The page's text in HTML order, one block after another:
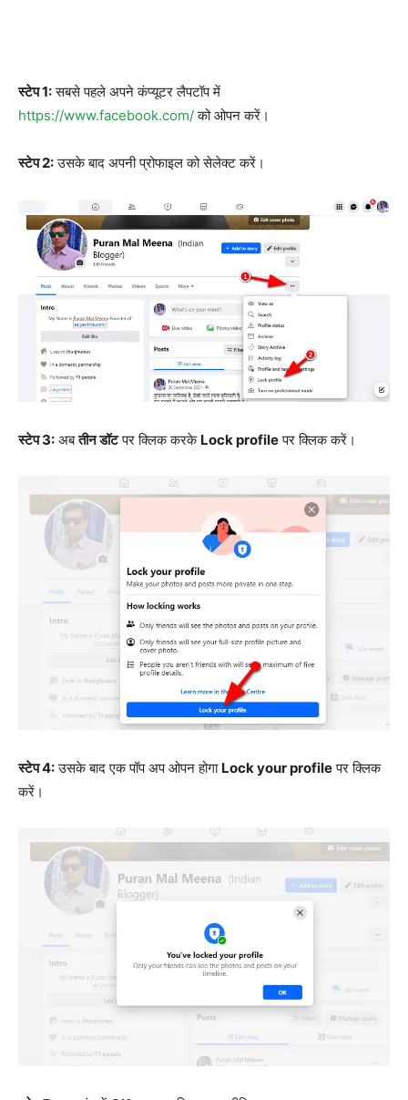
स्टेप 1:सबसे पहले अपने कंप्यूटर लैपटॉप में
https://www.facebook.com/को ओपन करें।
स्टेप 2:उसके बाद अपनी प्रोफाइल को सेलेक्ट करें।
स्टेप 3: अबतीन डॉटपर क्लिक करके Lock profileपर क्लिक करें।
स्टेप 4:उसके बाद एक पॉप अप ओपन होगा Lock your profileपर क्लिक
करें।